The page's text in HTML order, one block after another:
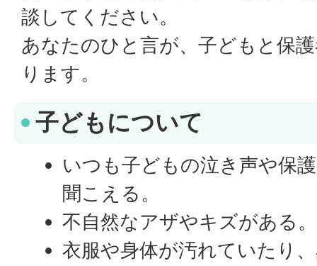
談してください。
あなたのひと言が、子どもと保
ります。
子どもについて
いつも子どもの泣き声や保
聞こえる。
不自然なアザやキズがある。
衣服や身体が汚れていたり